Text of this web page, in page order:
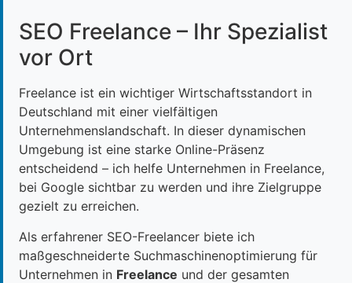
SEO Freelance – Ihr Spezialist
vor Ort
Freelance ist ein wichtiger Wirtschaftsstandort in
Deutschland mit einer vielfältigen
Unternehmenslandschaft. In dieser dynamischen
Umgebung ist eine starke Online-Präsenz
entscheidend – ich helfe Unternehmen in Freelance,
bei Google sichtbar zu werden und ihre Zielgruppe
gezielt zu erreichen.
Als erfahrener SEO-Freelancer biete ich
maßgeschneiderte Suchmaschinenoptimierung für
Unternehmen in Freelance und der gesamten